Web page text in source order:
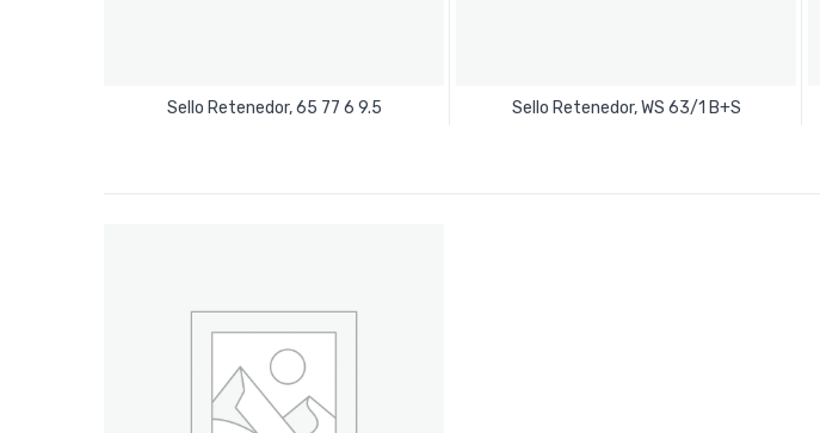
Sello Retenedor, 65 77 6 9.5
Leer Más Sello Retenedor, WS 63/1 B+S
Leer Más